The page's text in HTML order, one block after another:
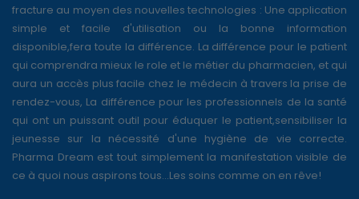
fracture au moyen des nouvelles technologies : Une application
simple et facile d'utilisation ou la bonne information
disponible,fera toute la différence. La différence pour le patient
qui comprendra mieux le role et le métier du pharmacien, et qui
aura un accès plus facile chez le médecin à travers la prise de
rendez-vous, La différence pour les professionnels de la santé
qui ont un puissant outil pour éduquer le patient,sensibiliser la
jeunesse sur la nécessité d'une hygiène de vie correcte.
Pharma Dream est tout simplement la manifestation visible de
ce à quoi nous aspirons tous...Les soins comme on en rêve!